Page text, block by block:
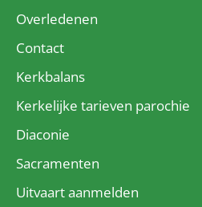
Overledenen
Contact
Kerkbalans
Kerkelijke tarieven parochie
Diaconie
Sacramenten
Uitvaart aanmelden